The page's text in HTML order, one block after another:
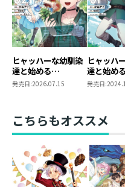
ヒャッハーな幼馴染
達と始める
VRMMO@COMIC 第
発売日:2026.07.15
ヒャッハ
達と始める
発売日:
こちらもオススメ